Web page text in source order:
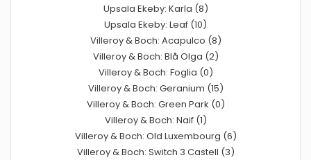
Upsala Ekeby: Karla (8)
Upsala Ekeby: Leaf (10)
Villeroy & Boch: Acapulco (8)
Villeroy & Boch: Blå Olga (2)
Villeroy & Boch: Foglia (0)
Villeroy & Boch: Geranium (15)
Villeroy & Boch: Green Park (0)
Villeroy & Boch: Naif (1)
Villeroy & Boch: Old Luxembourg (6)
Villeroy & Boch: Switch 3 Castell (3)